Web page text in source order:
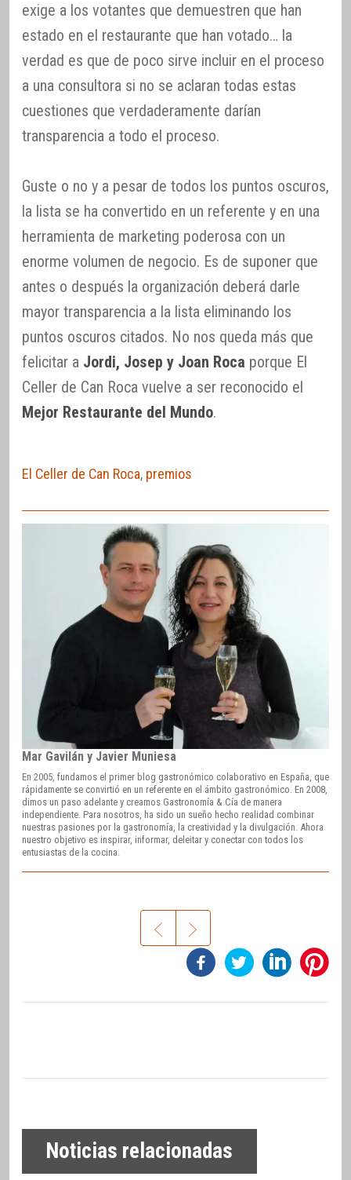
exige a los votantes que demuestren que han
estado en el restaurante que han votado… la
verdad es que de poco sirve incluir en el proceso
a una consultora si no se aclaran todas estas
cuestiones que verdaderamente darían
transparencia a todo el proceso.
Guste o no y a pesar de todos los puntos oscuros,
la lista se ha convertido en un referente y en una
herramienta de marketing poderosa con un
enorme volumen de negocio. Es de suponer que
antes o después la organización deberá darle
mayor transparencia a la lista eliminando los
puntos oscuros citados. No nos queda más que
felicitar a Jordi, Josep y Joan Roca porque El
Celler de Can Roca vuelve a ser reconocido el
Mejor Restaurante del Mundo.
El Celler de Can Roca, premios
Mar Gavilán y Javier Muniesa
En 2005, fundamos el primer blog gastronómico colaborativo en España, que
rápidamente se convirtió en un referente en el ámbito gastronómico. En 2008,
dimos un paso adelante y creamos Gastronomía & Cía de manera
independiente. Para nosotros, ha sido un sueño hecho realidad combinar
nuestras pasiones por la gastronomía, la creatividad y la divulgación. Ahora
nuestro objetivo es inspirar, informar, deleitar y conectar con todos los
entusiastas de la cocina.
Noticias relacionadas